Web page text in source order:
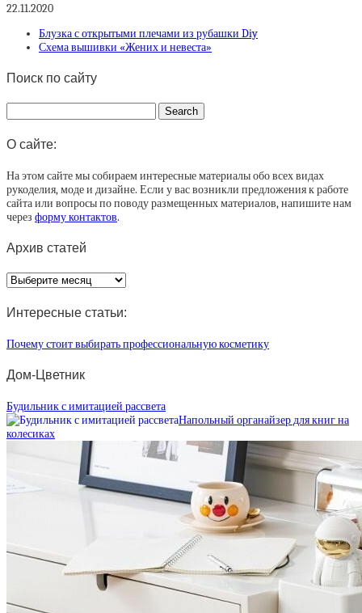
22.11.2020
Блузка с открытыми плечами из рубашки Diy
Схема вышивки «Жених и невеста»
Поиск по сайту
О сайте:
На этом сайте мы собираем интересные материалы обо всех видах
рукоделия, моде и дизайне. Если у вас возникли предложения к работе
сайта или вопросы по поводу размещенных материалов, напишите нам
через форму контактов.
Архив статей
Архив
статей
Интересные статьи:
Почему стоит выбирать профессиональную косметику
Дом-Цветник
Будильник с имитацией рассвета
Напольный органайзер для книг на
колесиках